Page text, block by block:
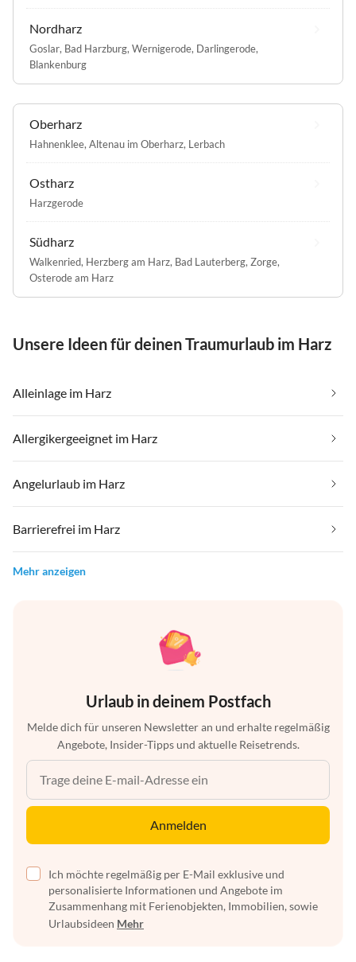
Nordharz
Goslar, Bad Harzburg, Wernigerode, Darlingerode,
Blankenburg
Oberharz
Hahnenklee, Altenau im Oberharz, Lerbach
Ostharz
Harzgerode
Südharz
Walkenried, Herzberg am Harz, Bad Lauterberg, Zorge,
Osterode am Harz
Unsere Ideen für deinen Traumurlaub im Harz
Alleinlage im Harz
Allergikergeeignet im Harz
Angelurlaub im Harz
Barrierefrei im Harz
Mehr anzeigen
Urlaub in deinem Postfach
Melde dich für unseren Newsletter an und erhalte regelmäßig
Angebote, Insider-Tipps und aktuelle Reisetrends.
Anmelden
Ich möchte regelmäßig per E-Mail exklusive und
personalisierte Informationen und Angebote im
Zusammenhang mit Ferienobjekten, Immobilien, sowie
Urlaubsideen Mehr